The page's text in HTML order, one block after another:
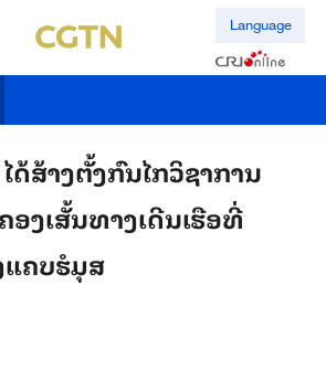
Language
ດ້ສ້າງຕັ້ງກົນໄກວິຊາການ
ງເສັ້ນທາງເດີນເຮືອທີ່
ແຄບຮໍມຸສ